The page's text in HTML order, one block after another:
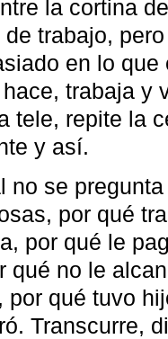
la cortina
trabajo,
en lo que
trabaja y
tele, repite la
y así.
no se
por qué
por qué le
qué no le
por qué tuvo
Transcurre,